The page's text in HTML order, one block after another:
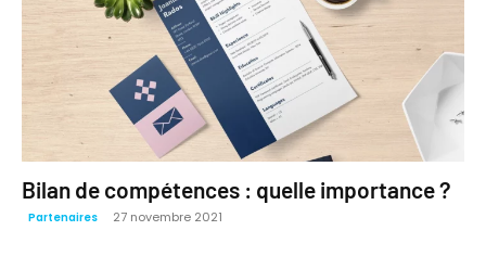
Bilan de compétences : quelle importance ?
Partenaires 27 novembre 2021